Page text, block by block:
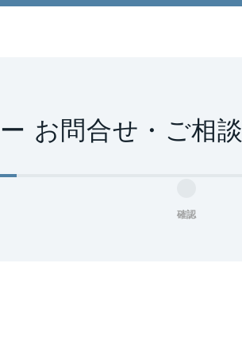
お問合せ・ご相談
確認